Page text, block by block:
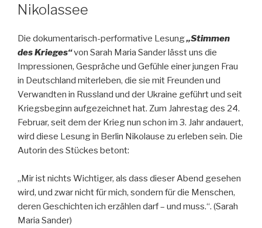
Nikolassee
Die dokumentarisch-performative Lesung„Stimmen
des Krieges“von Sarah Maria Sander lässt uns die
Impressionen, Gespräche und Gefühle einer jungen Frau
in Deutschland miterleben, die sie mit Freunden und
Verwandten in Russland und der Ukraine geführt und seit
Kriegsbeginn aufgezeichnet hat. Zum Jahrestag des 24.
Februar, seit dem der Krieg nun schon im 3. Jahr andauert,
wird diese Lesung in Berlin Nikolause zu erleben sein. Die
Autorin des Stückes betont:
„Mir ist nichts Wichtiger, als dass dieser Abend gesehen
wird, und zwar nicht für mich, sondern für die Menschen,
deren Geschichten ich erzählen darf – und muss.“. (Sarah
Maria Sander)